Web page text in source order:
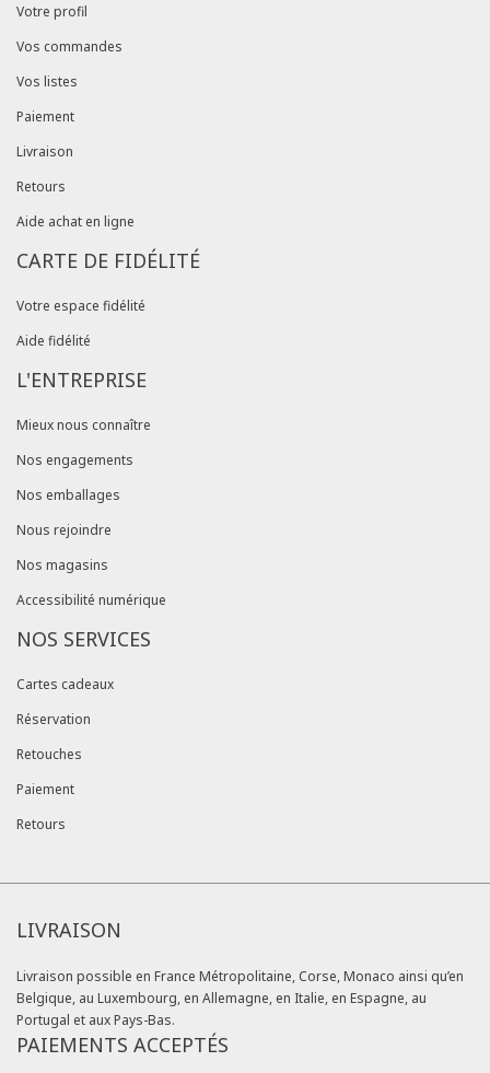
Votre profil
Vos commandes
Vos listes
Paiement
Livraison
Retours
Aide achat en ligne
CARTE DE FIDÉLITÉ
Votre espace fidélité
Aide fidélité
L'ENTREPRISE
Mieux nous connaître
Nos engagements
Nos emballages
Nous rejoindre
Nos magasins
Accessibilité numérique
NOS SERVICES
Cartes cadeaux
Réservation
Retouches
Paiement
Retours
LIVRAISON
Livraison possible en France Métropolitaine, Corse, Monaco ainsi qu’en
Belgique, au Luxembourg, en Allemagne, en Italie, en Espagne, au
Portugal et aux Pays-Bas.
PAIEMENTS ACCEPTÉS